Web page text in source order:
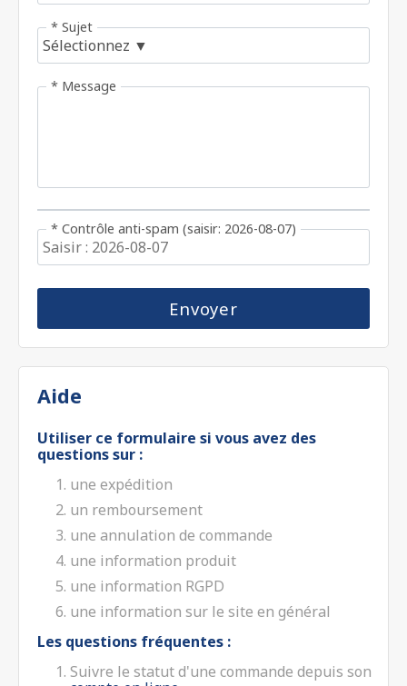
* Sujet
* Message
* Contrôle anti-spam (saisir: 2026-08-07)
Aide
Utiliser ce formulaire si vous avez des
questions sur :
une expédition
un remboursement
une annulation de commande
une information produit
une information RGPD
une information sur le site en général
Les questions fréquentes :
Suivre le statut d'une commande depuis son